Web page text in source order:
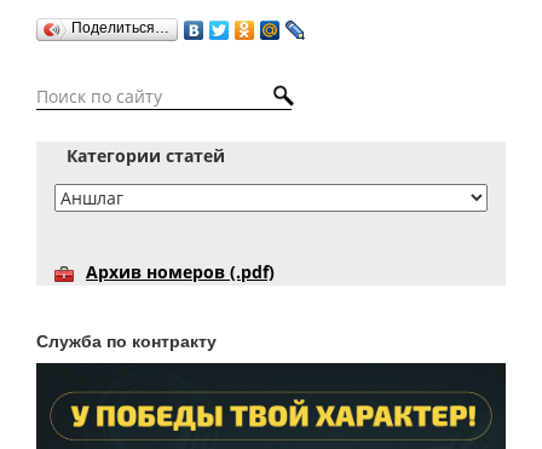
Поделиться…
Категории статей
Архив номеров (.pdf)
Служба по контракту